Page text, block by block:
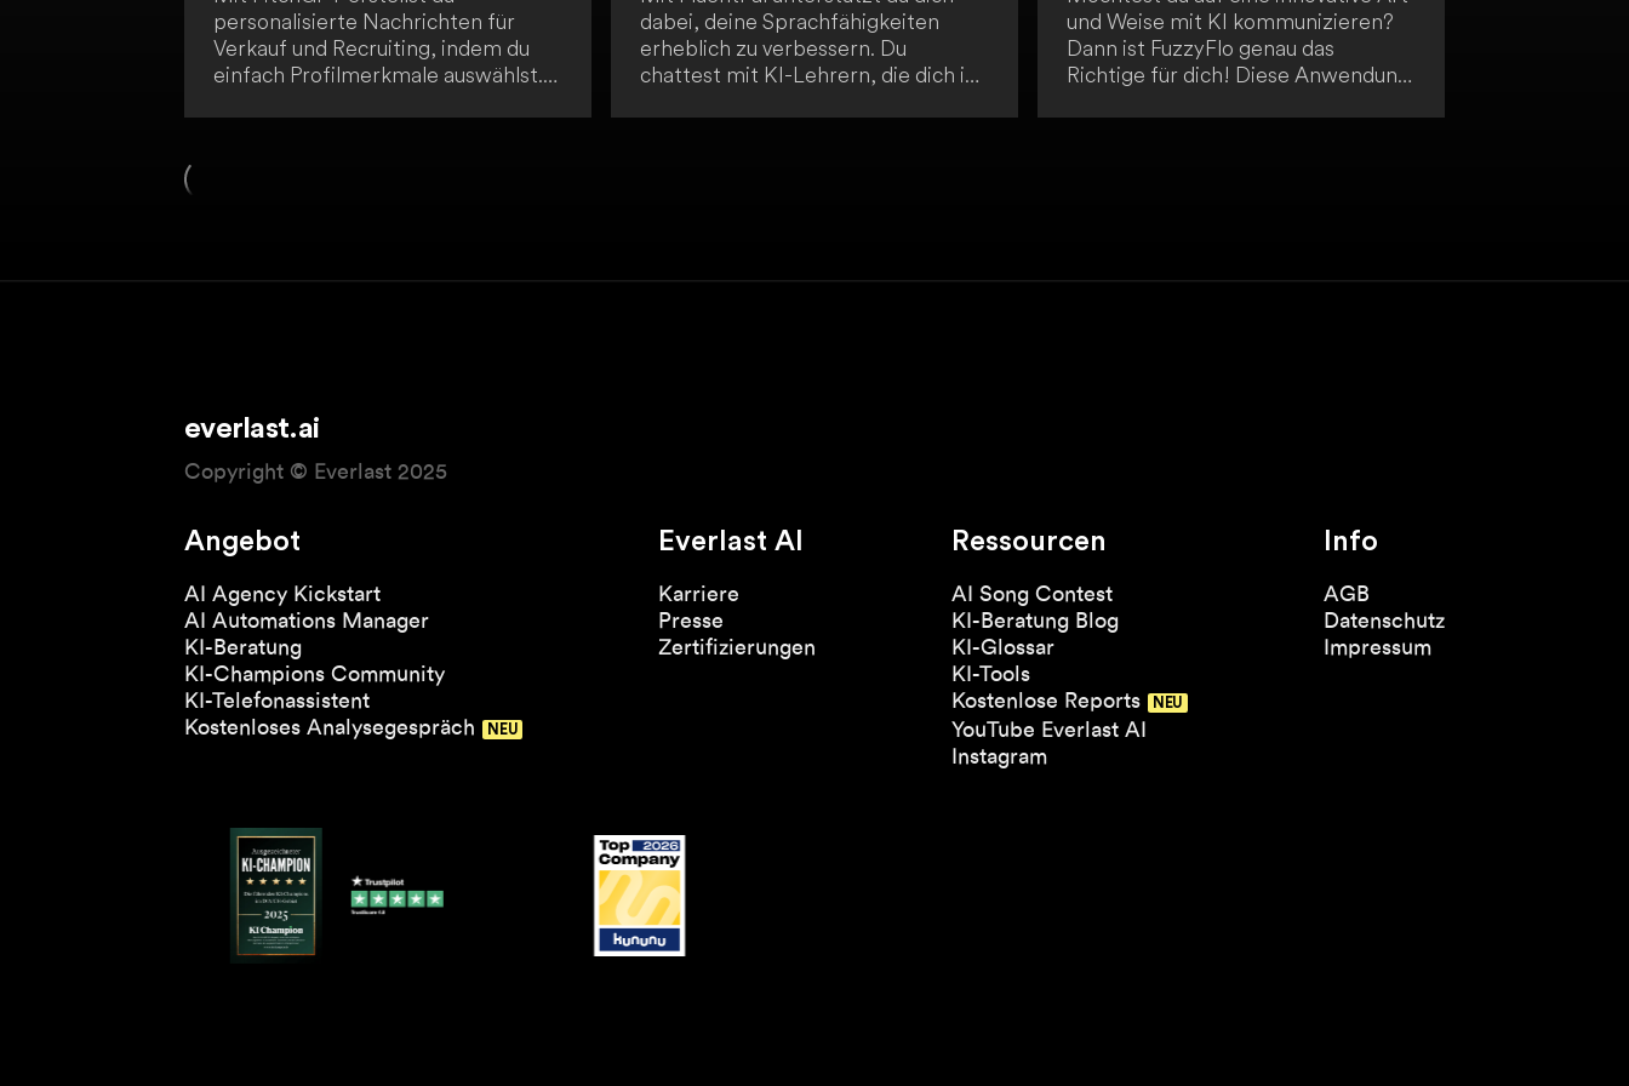
personalisierte Nachrichten für
Verkauf und Recruiting, indem du
einfach Profilmerkmale auswählst.
dabei, deine Sprachfähigkeiten
erheblich zu verbessern. Du
chattest mit KI-Lehrern, die dich in
und Weise mit KI kommunizieren?
Dann ist FuzzyFlo genau das
Richtige für dich! Diese Anwendung
everlast.ai
Copyright © Everlast 2025
Angebot
AI Agency Kickstart
AI Automations Manager
KI-Beratung
KI-Champions Community
KI-Telefonassistent
Kostenloses Analysegespräch
Everlast AI
Karriere
Presse
Zertifizierungen
Ressourcen
AI Song Contest
KI-Beratung Blog
KI-Glossar
KI-Tools
Kostenlose Reports
YouTube Everlast AI
Instagram
Info
AGB
Datenschutz
Impressum